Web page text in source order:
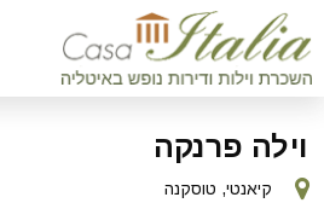
וילה פרנקה
קיאנטי, טוסקנה